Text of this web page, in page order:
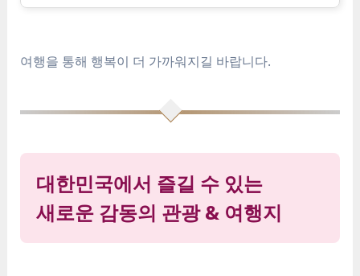
여행을 통해 행복이 더 가까워지길 바랍니다.
대한민국에서 즐길 수 있는
새로운 감동의 관광 & 여행지